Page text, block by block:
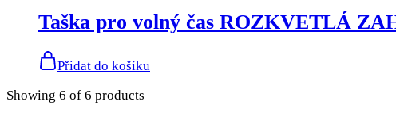
Taška pro volný čas ROZKVETLÁ
Přidat do košíku
Showing 6 of 6 products